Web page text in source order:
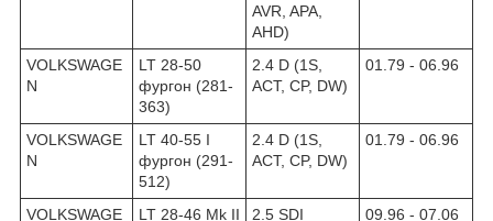
AVR, APA,
AHD)
VOLKSWAGE
N
LT 28-50
фургон (281-
363)
2.4 D (1S,
ACT, CP, DW)
01.79 - 06.96
VOLKSWAGE
N
LT 40-55 I
фургон (291-
512)
2.4 D (1S,
ACT, CP, DW)
01.79 - 06.96
VOLKSWAGE LT 28-46 Mk II 2.5 SDI 09.96 - 07.06